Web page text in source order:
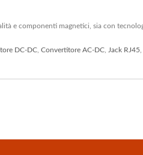
e componenti magnetici, sia con
DC-DC Convertitore AC-DC Jack RJ45